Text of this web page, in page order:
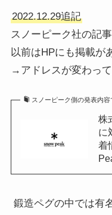
2022.12.29追記
スノーピーク社の記
以前はHPにも掲載が
→アドレスが変わっ
スノーピーク側の発表内容
株
に
着
鍛造ペグの中では有